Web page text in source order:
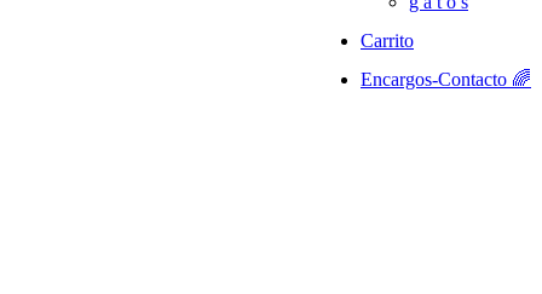
Carrito
Encargos-Contacto 🌈